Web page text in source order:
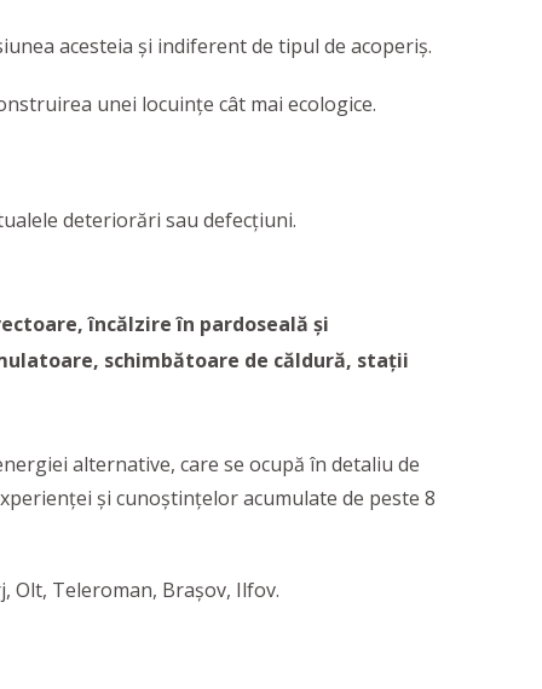
acesteia și indiferent de tipul de acoperiș.
unei locuințe cât mai ecologice.
deteriorări sau defecțiuni.
încălzire în pardoseală și
schimbătoare de căldură, stații
alternative, care se ocupă în detaliu de
și cunoștințelor acumulate de peste 8
Olt, Teleroman, Brașov, Ilfov.